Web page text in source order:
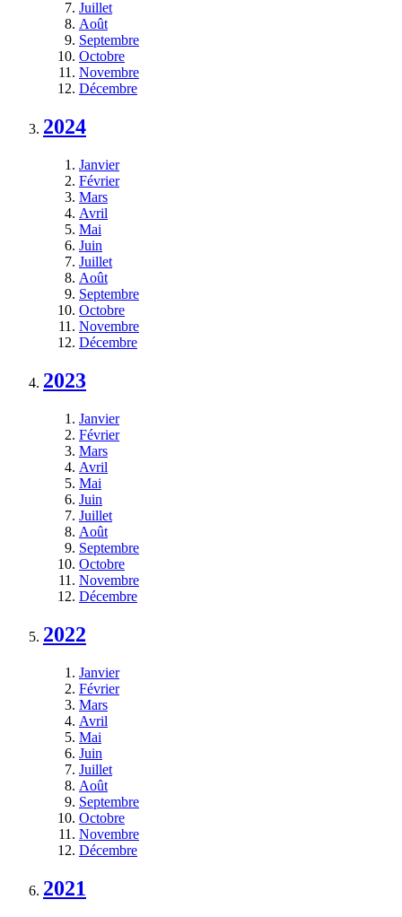
Juillet
Août
Septembre
Octobre
Novembre
Décembre
2024
Janvier
Février
Mars
Avril
Mai
Juin
Juillet
Août
Septembre
Octobre
Novembre
Décembre
2023
Janvier
Février
Mars
Avril
Mai
Juin
Juillet
Août
Septembre
Octobre
Novembre
Décembre
2022
Janvier
Février
Mars
Avril
Mai
Juin
Juillet
Août
Septembre
Octobre
Novembre
Décembre
2021